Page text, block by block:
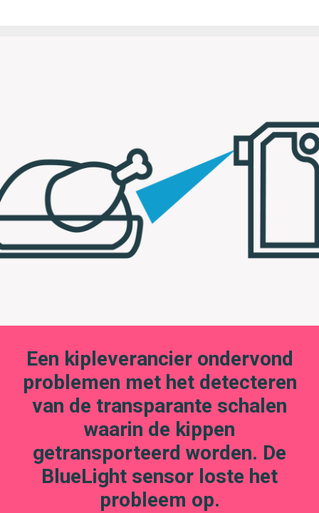
Een kipleverancier ondervond
problemen met het detecteren
van de transparante schalen
waarin de kippen
getransporteerd worden. De
BlueLight sensor loste het
probleem op.